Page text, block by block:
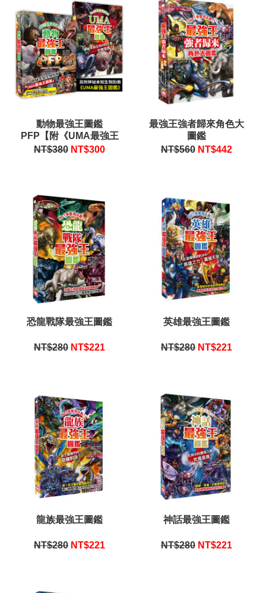
動物最強王圖鑑
PFP【附《UMA最強王
圖鑑》】
NT$380 NT$300
最強王強者歸來角色大
圖鑑
NT$560 NT$442
恐龍戰隊最強王圖鑑
NT$280 NT$221
英雄最強王圖鑑
NT$280 NT$221
龍族最強王圖鑑
NT$280 NT$221
神話最強王圖鑑
NT$280 NT$221